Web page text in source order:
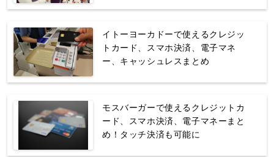
イトーヨーカドーで使えるクレジッ
トカード、スマホ決済、電子マネ
ー、キャッシュレスまとめ
モスバーガーで使えるクレジットカ
ード、スマホ決済、電子マネーまと
め！タッチ決済も可能に